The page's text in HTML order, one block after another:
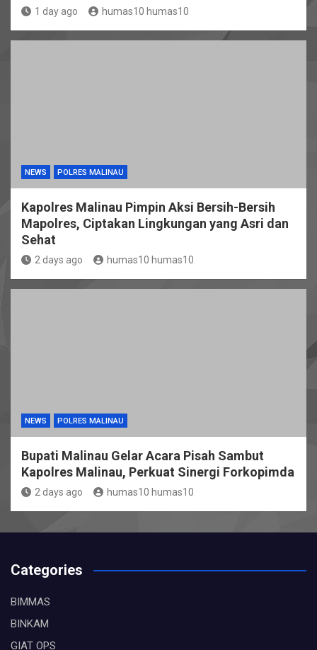
1 day ago humas10 humas10
NEWS POLRES MALINAU
Kapolres Malinau Pimpin Aksi Bersih-Bersih
Mapolres, Ciptakan Lingkungan yang Asri dan
Sehat
2 days ago humas10 humas10
NEWS POLRES MALINAU
Bupati Malinau Gelar Acara Pisah Sambut
Kapolres Malinau, Perkuat Sinergi Forkopimda
2 days ago humas10 humas10
Categories
BIMMAS
BINKAM
GIAT OPS